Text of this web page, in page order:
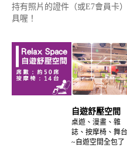
持有照片的證件（或E7會員卡
具喔！
自遊舒壓空間
桌遊、漫畫、雜
誌、按摩椅、舞台
~自遊空間全包了